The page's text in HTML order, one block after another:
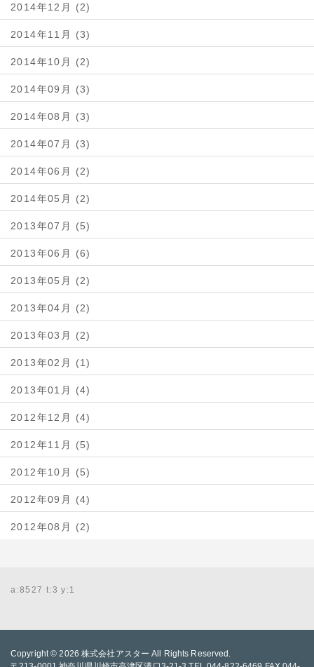
2014年12月 (2)
2014年11月 (3)
2014年10月 (2)
2014年09月 (3)
2014年08月 (3)
2014年07月 (3)
2014年06月 (2)
2014年05月 (2)
2013年07月 (5)
2013年06月 (6)
2013年05月 (2)
2013年04月 (2)
2013年03月 (2)
2013年02月 (1)
2013年01月 (4)
2012年12月 (4)
2012年11月 (5)
2012年10月 (5)
2012年09月 (4)
2012年08月 (2)
a:8527 t:3 y:1
Copyright © 2026株式会社アスター All Rights Reserved.